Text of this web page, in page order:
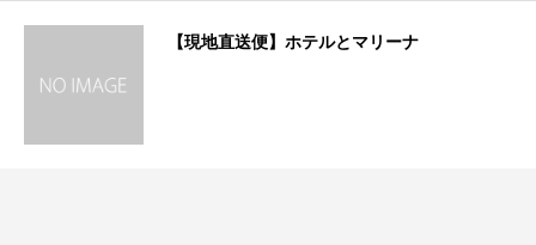
【現地直送便】ホテルとマリーナ